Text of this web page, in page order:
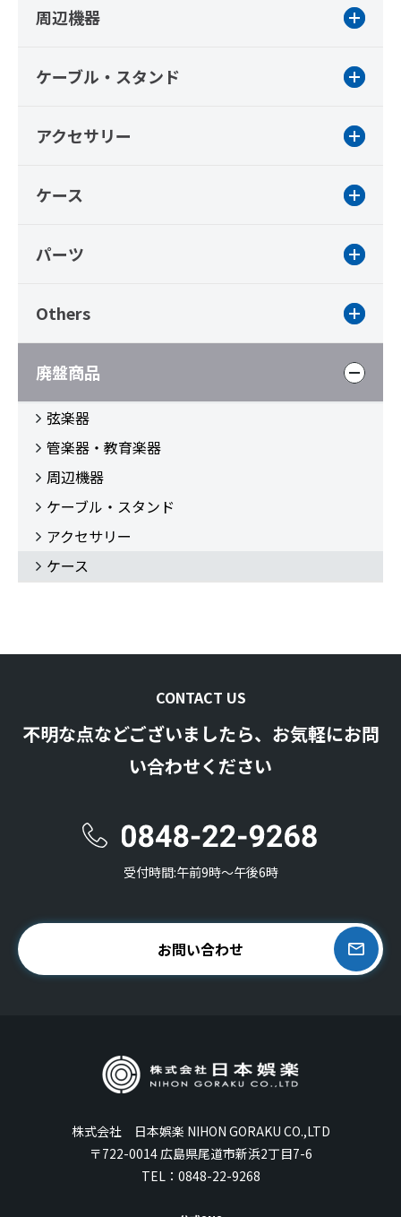
周辺機器
ケーブル・スタンド
アクセサリー
ケース
パーツ
Others
廃盤商品
弦楽器
管楽器・教育楽器
周辺機器
ケーブル・スタンド
アクセサリー
ケース
CONTACT US
不明な点などございましたら、お気軽にお問
い合わせください
受付時間:午前9時〜午後6時
お問い合わせ
株式会社 日本娯楽 NIHON GORAKU CO.,LTD
〒722-0014 広島県尾道市新浜2丁目7-6
TEL： 0848-22-9268